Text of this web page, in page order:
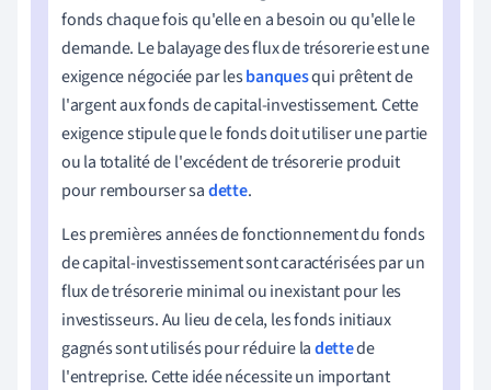
fonds chaque fois qu'elle en a besoin ou qu'elle le
demande. Le balayage des flux de trésorerie est une
exigence négociée par lesbanquesqui prêtent de
l'argent aux fonds de capital-investissement. Cette
exigence stipule que le fonds doit utiliser une partie
ou la totalité de l'excédent de trésorerie produit
pour rembourser sadette.
Les premières années de fonctionnement du fonds
de capital-investissement sont caractérisées par un
flux de trésorerie minimal ou inexistant pour les
investisseurs. Au lieu de cela, les fonds initiaux
gagnés sont utilisés pour réduire ladettede
l'entreprise. Cette idée nécessite un important